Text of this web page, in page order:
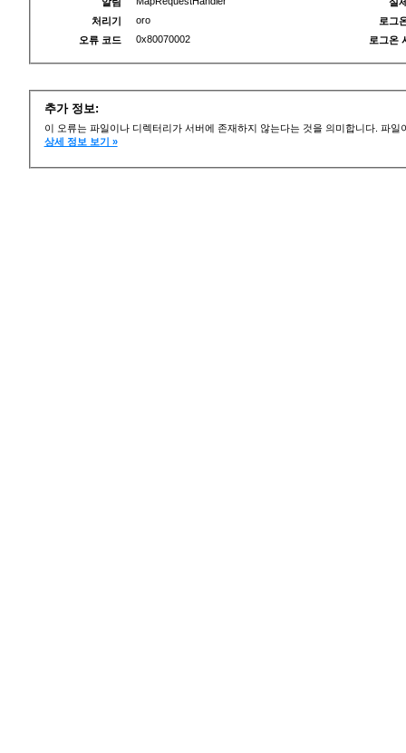
처리기
oro
오류 코드
0x80070002
로그
로그온
추가 정보:
이 오류는 파일이나 디렉터리가 서버에 존재하지 않는다는 것을 의미합니다. 파
상세 정보 보기 »